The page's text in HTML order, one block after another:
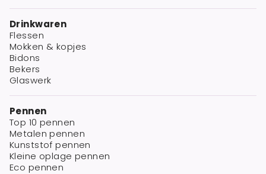
Drinkwaren
Flessen
Mokken & kopjes
Bidons
Bekers
Glaswerk
Pennen
Top 10 pennen
Metalen pennen
Kunststof pennen
Kleine oplage pennen
Eco pennen